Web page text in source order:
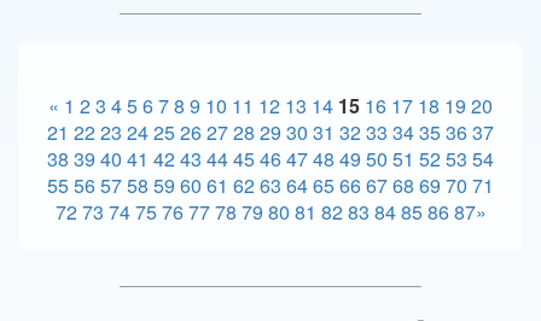
« 1 23 45678 9 10 11 12 13 14 15 16 17 18 19 20
21 22 23 2425262728 29 30 31 32 33 34353637
38 39 40 41 42 43 4445464748 49 50 51 52 53 54
55565758 59 60 61 62 63 6465666768 69 70 71
72 73 7475767778 79 80 81 82 83 84858687»